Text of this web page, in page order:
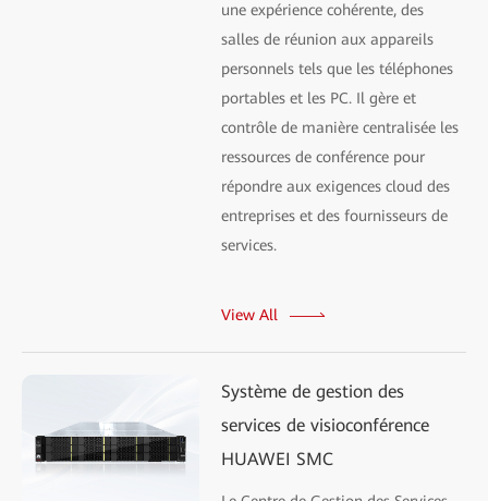
une expérience cohérente, des
salles de réunion aux appareils
personnels tels que les téléphones
portables et les PC. Il gère et
contrôle de manière centralisée les
ressources de conférence pour
répondre aux exigences cloud des
entreprises et des fournisseurs de
services.
View All
Système de gestion des
services de visioconférence
HUAWEI SMC